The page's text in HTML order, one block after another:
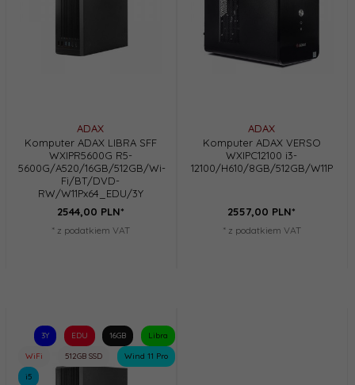
ADAX
Komputer ADAX LIBRA SFF
WXIPR5600G R5-
5600G/A520/16GB/512GB/Wi-
Fi/BT/DVD-
RW/W11Px64_EDU/3Y
2544,00 PLN*
* z podatkiem VAT
ADAX
Komputer ADAX VERSO
WXIPC12100 i3-
12100/H610/8GB/512GB/W11P
2557,00 PLN*
* z podatkiem VAT
3Y EDU 16GB
Libra
WiFi
512GB SSD
Wind 11 Pro
i5